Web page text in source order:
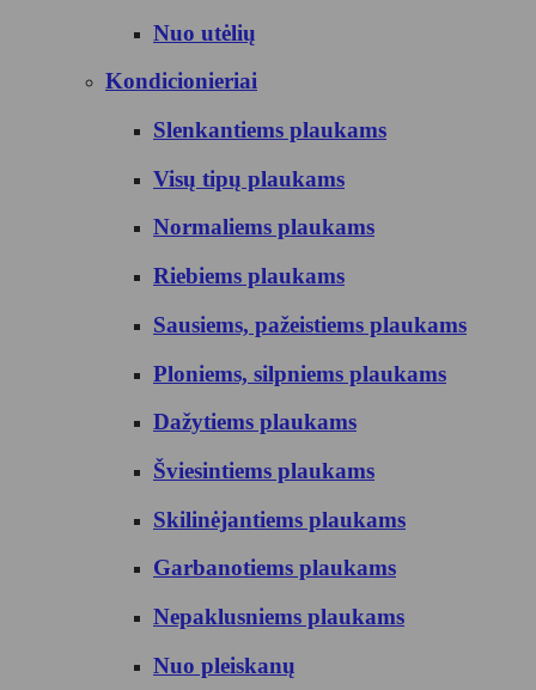
Nuo utėlių
Kondicionieriai
Slenkantiems plaukams
Visų tipų plaukams
Normaliems plaukams
Riebiems plaukams
Sausiems, pažeistiems plaukams
Ploniems, silpniems plaukams
Dažytiems plaukams
Šviesintiems plaukams
Skilinėjantiems plaukams
Garbanotiems plaukams
Nepaklusniems plaukams
Nuo pleiskanų